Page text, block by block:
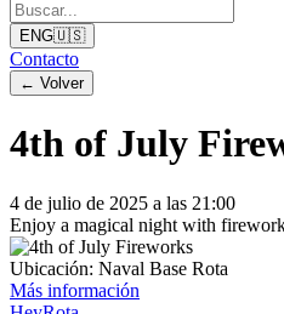
ENG🇺🇸
Contacto
← Volver
4th of July
4 de julio de 2025 a las 21:00
Enjoy a magical night with
Ubicación: Naval Base Rota
Más información